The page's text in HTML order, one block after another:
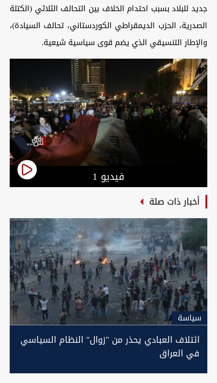
جديد للبلاد بسبب احتدام الخلاف بين التحالف الثلاثي (الكتلة
الصدرية، الحزب الديمقراطي الكوردستاني، تحالف السيادة)،
والإطار التنسيقي الذي يضم قوى سياسية شيعية.
فيديو 1
أخبار ذات صلة
سیاسة
ائتلاف العبادي يحذر من "زوال" النظام السياسي
في العراق